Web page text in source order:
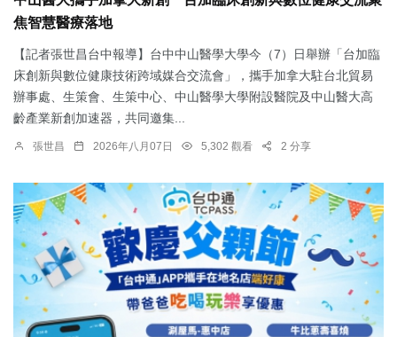
焦智慧醫療落地
【記者張世昌台中報導】台中中山醫學大學今（7）日舉辦「台加臨
床創新與數位健康技術跨域媒合交流會」，攜手加拿大駐台北貿易
辦事處、生策會、生策中心、中山醫學大學附設醫院及中山醫大高
齡產業新創加速器，共同邀集...
張世昌 2026年八月07日 5,302 觀看 2 分享